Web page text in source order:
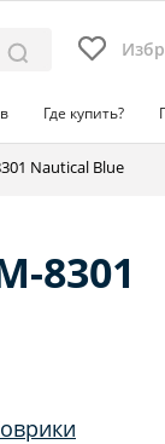
Где купить?
Nautical Blue
8301